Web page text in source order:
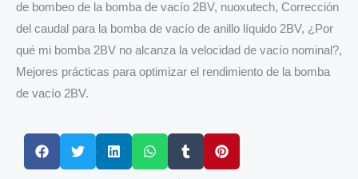
de bombeo de la bomba de vacío 2BV, nuoxutech, Corrección
del caudal para la bomba de vacío de anillo líquido 2BV, ¿Por
qué mi bomba 2BV no alcanza la velocidad de vacío nominal?,
Mejores prácticas para optimizar el rendimiento de la bomba
de vacío 2BV.